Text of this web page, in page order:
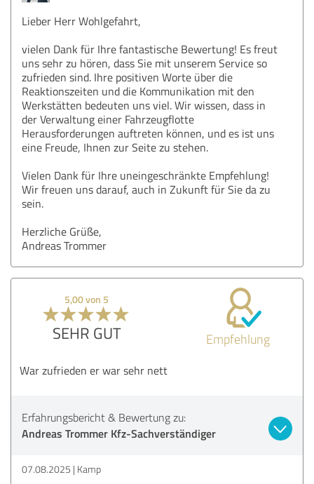
Lieber Herr Wohlgefahrt,
vielen Dank für Ihre fantastische Bewertung! Es freut
uns sehr zu hören, dass Sie mit unserem Service so
zufrieden sind. Ihre positiven Worte über die
Reaktionszeiten und die Kommunikation mit den
Werkstätten bedeuten uns viel. Wir wissen, dass in
der Verwaltung einer Fahrzeugflotte
Herausforderungen auftreten können, und es ist uns
eine Freude, Ihnen zur Seite zu stehen.
Vielen Dank für Ihre uneingeschränkte Empfehlung!
Wir freuen uns darauf, auch in Zukunft für Sie da zu
sein.
Herzliche Grüße,
Andreas Trommer
5,00 von 5
SEHR GUT Empfehlung
War zufrieden er war sehr nett
Erfahrungsbericht & Bewertung zu:
Andreas Trommer Kfz-Sachverständiger
07.08.2025 Kamp